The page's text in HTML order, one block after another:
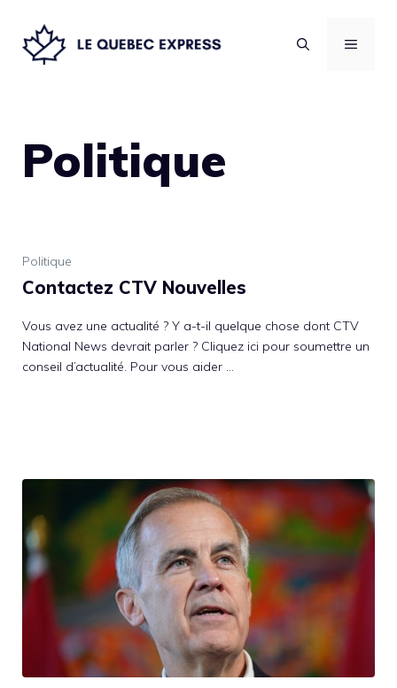
contenu
MENU
Politique
Politique
Contactez CTV Nouvelles
Vous avez une actualité ? Y a-t-il quelque chose dont CTV
National News devrait parler ? Cliquez ici pour soumettre un
conseil d’actualité. Pour vous aider …